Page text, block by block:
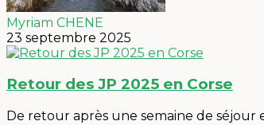
Myriam CHENE
23 septembre 2025
Retour des JP 2025 en Corse
De retour après une semaine de séjour